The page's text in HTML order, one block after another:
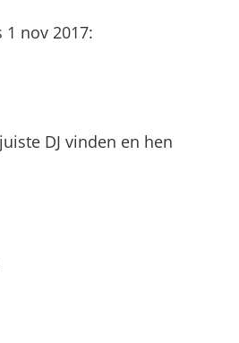
1 nov 2017:
DJ vinden en hen